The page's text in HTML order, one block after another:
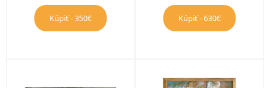
Kúpiť - 350€ Kúpiť - 630€